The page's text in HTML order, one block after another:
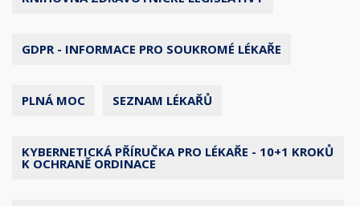
GDPR - INFORMACE PRO SOUKROMÉ LÉKAŘE
PLNÁ MOC SEZNAM LÉKAŘŮ
KYBERNETICKÁ PŘÍRUČKA PRO LÉKAŘE - 10+1 KROKŮ
K OCHRANĚ ORDINACE